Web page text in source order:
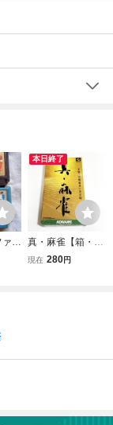
ァミ
プ
、
本日終了
真・麻雀【箱・説
明書付き】♪動作
現在 280円